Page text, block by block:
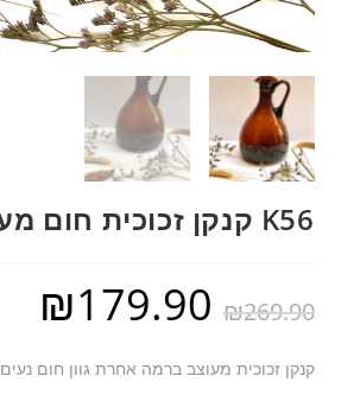
K56 קנקן זכוכית חום מעוצב
₪269.90
₪179.90
קנקן זכוכית מעוצב ברמה אחרת גוון חום נעים